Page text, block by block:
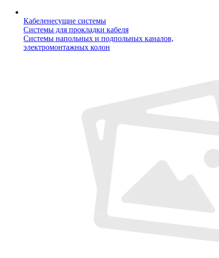
Кабеленесущие системы
Системы для прокладки кабеля
Системы напольных и подпольных каналов,
электромонтажных колон